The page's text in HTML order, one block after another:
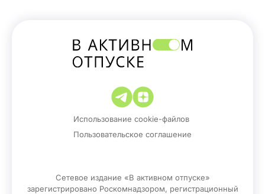
Использование cookie-файлов
Пользовательское соглашение
Сетевое издание «В активном отпуске»
зарегистрировано Роскомнадзором, регистрационный